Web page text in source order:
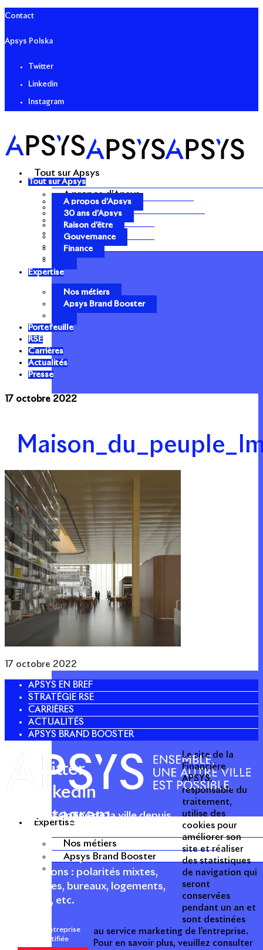
Contact
Apsys Polska
Twitter
Linkedin
Instagram
Tout sur Apsys
A propos d’Apsys
30 ans d’Apsys
Raison d’être
Gouvernance
Finance
Expertise
Nos métiers
Apsys Brand Booster
Tout sur Apsys
A propos d’Apsys
30 ans d’Apsys
Raison d’être
Gouvernance
Finance
Expertise
Nos métiers
Apsys Brand Booster
Portefeuille
RSE
Carrières
Actualités
Presse
17 octobre 2022
17 octobre 2022
APSYS EN BREF
STRATÉGIE RSE
CARRIÈRES
ACTUALITÉS
APSYS BRAND BOOSTER
Acteur passionné de la ville depuis
1996, Apsys conçoit, réalise, anime
et valorise des opérations urbaines
à forte valeur ajoutée dans toutes
les fonctions : polarités mixtes,
commerces, bureaux, logements,
hôtellerie, etc.
Une entreprise
certifiée
Twitter
Linkedin
Instagram
Le site de la
Financière
APSYS,
responsable du
traitement,
utilise des
cookies pour
améliorer son
site et réaliser
des statistiques
de navigation qui
seront
conservées
pendant un an et
sont destinées
au service marketing de l’entreprise.
Pour en savoir plus, veuillez consulter